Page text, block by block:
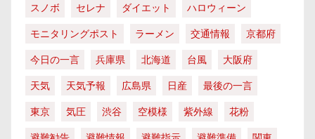
スノボ
セレナ ダイエット
ハロウィーン
モニタリングポスト
ラーメン 交通情報
京都府
今日の一言
兵庫県 北海道 台風
大阪府
天気
天気予報 広島県 日産
最後の一言
東京
気圧 渋谷 空模様 紫外線
花粉